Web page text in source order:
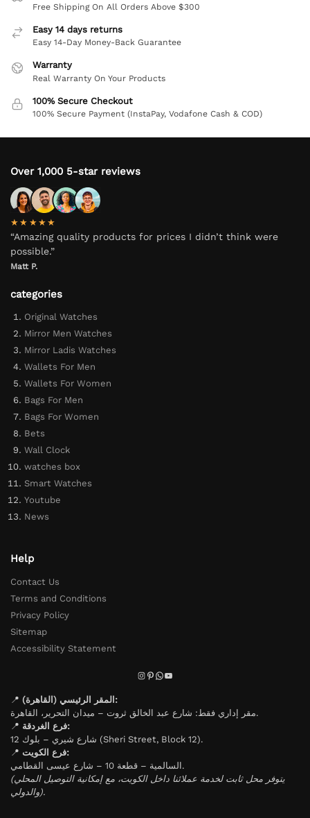
Free Shipping On All Orders Above $300
Easy 14 days returns
Easy 14-Day Money-Back Guarantee
Warranty
Real Warranty On Your Products
100% Secure Checkout
100% Secure Payment (InstaPay, Vodafone Cash & COD)
Over 1,000 5-star reviews
★★★★★
“Amazing quality products for prices I didn’t think were
possible.”
Matt P.
categories
Original Watches
Mirror Men Watches
Mirror Ladis Watches
Wallets For Men
Wallets For Women
Bags For Men
Bags For Women
Bets
Wall Clock
watches box
Smart Watches
Youtube
News
Help
Contact Us
Terms and Conditions
Privacy Policy
Sitemap
Accessibility Statement
📍
المقر الرئيسي (القاهرة):
مقر إداري فقط: شارع عبد الخالق ثروت – ميدان التحرير، القاهرة.
📍
فرع الغردقة:
شارع شيري – بلوك 12 (Sheri Street, Block 12).
📍
فرع الكويت:
السالمية – قطعة 10 – شارع عيسى القطامي.
(يتوفر محل ثابت لخدمة عملائنا داخل الكويت، مع إمكانية التوصيل المحلي
والدولي).